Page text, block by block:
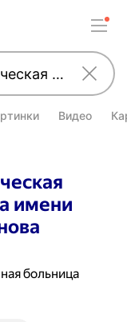
Видео
имени
больница